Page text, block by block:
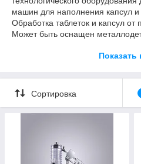
машин для наполнения капсул и
Обработка таблеток и капсул от
Может быть оснащен
герметичности:
Показать
Сортировка